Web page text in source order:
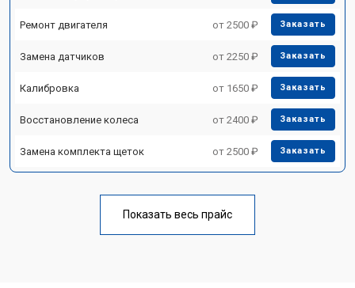
Ремонт двигателя от 2500 ₽ Заказать
Замена датчиков от 2250 ₽ Заказать
Калибровка от 1650 ₽ Заказать
Восстановление колеса от 2400 ₽ Заказать
Замена комплекта щеток от 2500 ₽ Заказать
Показать весь прайс